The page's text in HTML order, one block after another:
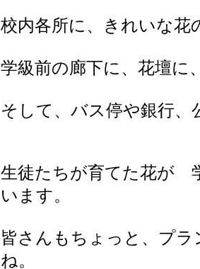
校内各所に、きれいな花
学級前の廊下に、花壇に
そして、バス停や銀行、
生徒たちが育てた花が
います。
皆さんもちょっと、プ
ね。